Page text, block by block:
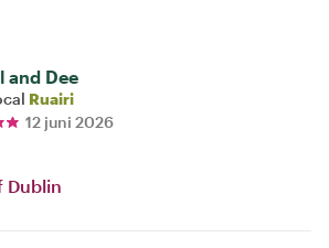
and Dee
Ruairi
12 juni 2026
Dublin